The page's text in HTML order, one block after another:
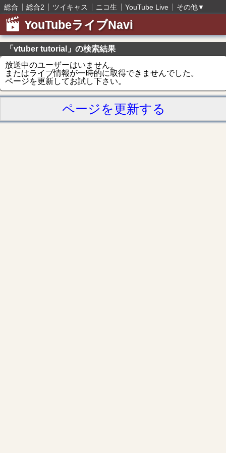
総合 総合2 ツイキャス ニコ生 YouTube Live その他▼
YouTubeライブNavi
「vtuber tutorial」の検索結果
放送中のユーザーはいません。
またはライブ情報が一時的に取得できませんでした。
ページを更新してお試し下さい。
ページを更新する